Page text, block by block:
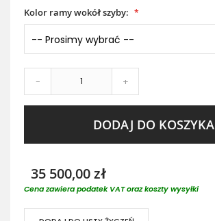
Kolor ramy wokół szyby:
- +
DODAJ DO KOSZYKA
35 500,00 zł
Cena zawiera podatek VAT oraz koszty wysyłki